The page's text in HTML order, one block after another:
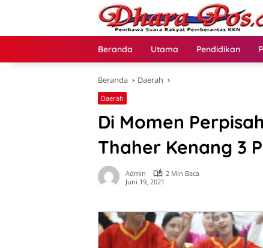
Beranda Utama Pendidikan
Beranda Daerah
Daerah
Di Momen
Thaher Kenang 3
Admin
2 Min Baca
Juni 19, 2021